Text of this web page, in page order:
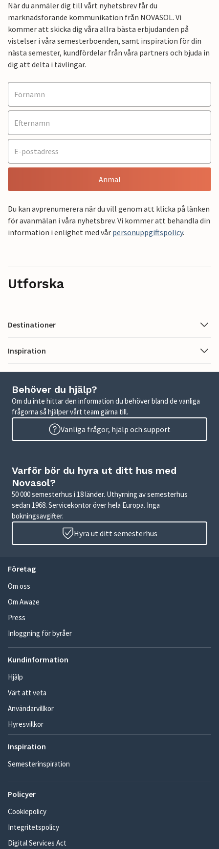
När du anmäler dig till vårt nyhetsbrev får du
marknadsförande kommunikation från NOVASOL. Vi
kommer att skicka dig våra allra bästa erbjudanden på
vistelser i våra semesterboenden, samt inspiration för din
nästa semester, kundfördelar från våra partners och bjuda in
dig att delta i tävlingar.
Anmäl
Du kan avprenumerera när du vill genom att klicka på länken
för avanmälan i våra nyhetsbrev. Vi kommer att behandla din
information i enlighet med vår personuppgiftspolicy.
Utforska
Destinationer
Inspiration
Behöver du hjälp?
Om du inte hittar den information du behöver bland de vanliga
frågorna så hjälper vårt team gärna till.
Vanliga frågor, hjälp och support
Varför bör du hyra ut ditt hus med
Novasol?
50 000 semesterhus i 18 länder. Uthyrning av semesterhus
sedan 1968. Servicekontor över hela Europa. Inga
bokningsavgifter.
Hyra ut ditt semesterhus
Företag
Om oss
Om Awaze
Press
Inloggning för byråer
Kundinformation
Hjälp
Värt att veta
Användarvillkor
Hyresvillkor
Inspiration
Semesterinspiration
Policyer
Cookiepolicy
Integritetspolicy
Digital Services Act